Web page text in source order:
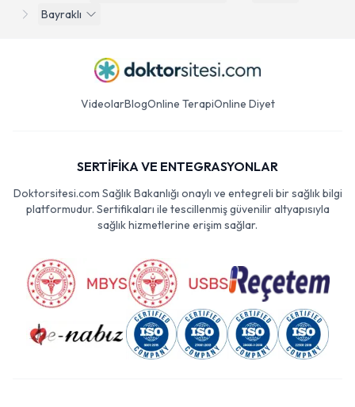
Bayraklı
VideolarBlogOnline TerapiOnline Diyet
SERTİFİKA VE ENTEGRASYONLAR
Doktorsitesi.com Sağlık Bakanlığı onaylı ve entegreli bir sağlık bilgi
platformudur. Sertifikaları ile tescillenmiş güvenilir altyapısıyla
sağlık hizmetlerine erişim sağlar.